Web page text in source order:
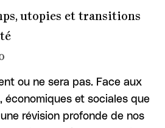
utopies et transitions
ou ne sera pas. Face aux
économiques et sociales que
révision profonde de nos